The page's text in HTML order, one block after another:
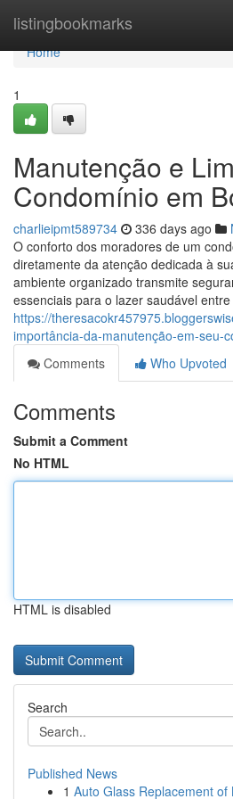
listingbookmarks
Home
Home
1
Manutenção e
Condomínio em
charlieipmt589734 336 days ago
O conforto dos moradores de um
diretamente da atenção dedicada à
ambiente organizado transmite
essenciais para o lazer saudável entre
https://
importância-da-manutenção-em-seu-
Comments
Who Upvoted
Comments
Submit a Comment
No HTML
HTML is disabled
Search
Published News
1 Auto Glass Replacement of